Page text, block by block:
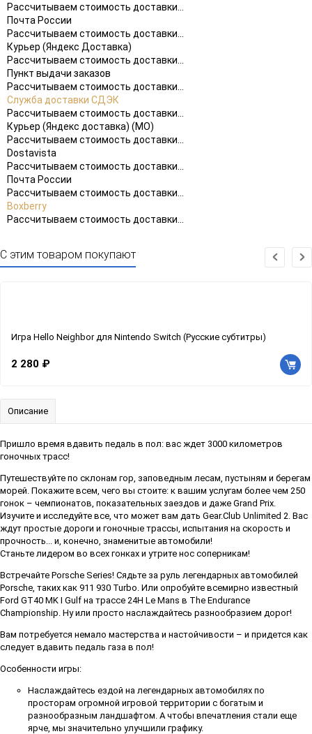
Рассчитываем стоимость доставки...
Почта России
Рассчитываем стоимость доставки...
Курьер (Яндекс Доставка)
Рассчитываем стоимость доставки...
Пункт выдачи заказов
Рассчитываем стоимость доставки...
Служба доставки СДЭК
Рассчитываем стоимость доставки...
Курьер (Яндекс доставка) (МО)
Рассчитываем стоимость доставки...
Dostavista
Рассчитываем стоимость доставки...
Почта России
Рассчитываем стоимость доставки...
Boxberry
Рассчитываем стоимость доставки...
С этим товаром покупают
Игра Hello Neighbor для Nintendo Switch (Русские субтитры)
2 280 ₽
Описание
Пришло время вдавить педаль в пол: вас ждет 3000 километров
гоночных трасс!
Путешествуйте по склонам гор, заповедным лесам, пустыням и берегам
морей. Покажите всем, чего вы стоите: к вашим услугам более чем 250
гонок – чемпионатов, показательных заездов и даже Grand Prix.
Изучите и исследуйте все, что может вам дать Gear.Club Unlimited 2. Вас
ждут простые дороги и гоночные трассы, испытания на скорость и
прочность... и, конечно, знаменитые автомобили!
Станьте лидером во всех гонках и утрите нос соперникам!
Встречайте Porsche Series! Сядьте за руль легендарных автомобилей
Porsche, таких как 911 930 Turbo. Или опробуйте всемирно известный
Ford GT40 MK I Gulf на трассе 24H Le Mans в The Endurance
Championship. Ну или просто наслаждайтесь разнообразием дорог!
Вам потребуется немало мастерства и настойчивости – и придется как
следует вдавить педаль газа в пол!
Особенности игры:
Наслаждайтесь ездой на легендарных автомобилях по
просторам огромной игровой территории с богатым и
разнообразным ландшафтом. А чтобы впечатления стали еще
ярче, мы значительно улучшили графику.